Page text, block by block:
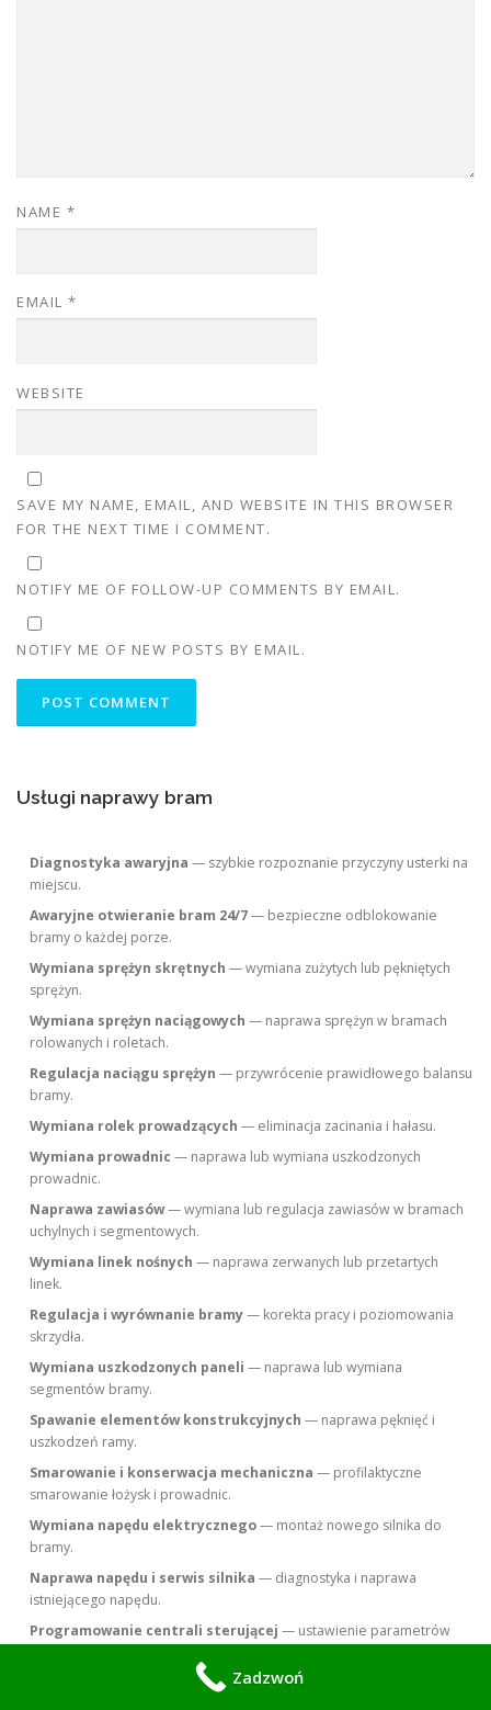
NAME *
EMAIL *
WEBSITE
SAVE MY NAME, EMAIL, AND WEBSITE IN THIS BROWSER
FOR THE NEXT TIME I COMMENT.
NOTIFY ME OF FOLLOW-UP COMMENTS BY EMAIL.
NOTIFY ME OF NEW POSTS BY EMAIL.
Usługi naprawy bram
Diagnostyka awaryjna — szybkie rozpoznanie przyczyny usterki na
miejscu.
Awaryjne otwieranie bram 24/7— bezpieczne odblokowanie
bramy o każdej porze.
Wymiana sprężyn skrętnych — wymiana zużytych lub pękniętych
sprężyn.
Wymiana sprężyn naciągowych — naprawa sprężyn w bramach
rolowanych i roletach.
Regulacja naciągu sprężyn — przywrócenie prawidłowego balansu
bramy.
Wymiana rolek prowadzących — eliminacja zacinania i hałasu.
Wymiana prowadnic — naprawa lub wymiana uszkodzonych
prowadnic.
Naprawa zawiasów— wymiana lub regulacja zawiasów w bramach
uchylnych i segmentowych.
Wymiana linek nośnych — naprawa zerwanych lub przetartych
linek.
Regulacja i wyrównanie bramy— korekta pracy i poziomowania
skrzydła.
Wymiana uszkodzonych paneli — naprawa lub wymiana
segmentów bramy.
Spawanie elementów konstrukcyjnych — naprawa pęknięć i
uszkodzeń ramy.
Smarowanie i konserwacja mechaniczna — profilaktyczne
smarowanie łożysk i prowadnic.
Wymiana napędu elektrycznego— montaż nowego silnika do
bramy.
Naprawa napędu i serwis silnika — diagnostyka i naprawa
istniejącego napędu.
Programowanie centrali sterującej — ustawienie parametrów
Kodowanie i programowanie pilotów— parowanie nowych
Zadzwoń